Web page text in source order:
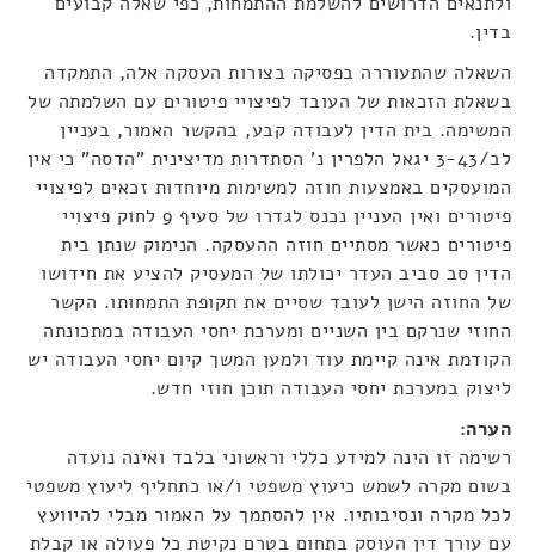
בדין.
השאלה שהתעוררה בפסיקה בצורות העסקה אלה, התמקדה
בשאלת הזכאות של העובד לפיצויי פיטורים עם השלמתה של
המשימה. בית הדין לעבודה קבע, בהקשר האמור, בעניין
לב/3-43 יגאל הלפרין נ' הסתדרות מדיצינית "הדסה" כי אין
המועסקים באמצעות חוזה למשימות מיוחדות זכאים לפיצויי
פיטורים ואין העניין נכנס לגדרו של סעיף 9 לחוק פיצויי
פיטורים כאשר מסתיים חוזה ההעסקה. הנימוק שנתן בית
הדין סב סביב העדר יכולתו של המעסיק להציע את חידושו
של החוזה הישן לעובד שסיים את תקופת התמחותו. הקשר
החוזי שנרקם בין השניים ומערכת יחסי העבודה במתכונתה
הקודמת אינה קיימת עוד ולמען המשך קיום יחסי העבודה יש
ליצוק במערכת יחסי העבודה תוכן חוזי חדש.
הערה:
רשימה זו הינה למידע כללי וראשוני בלבד ואינה נועדה
בשום מקרה לשמש כיעוץ משפטי ו/או כתחליף ליעוץ משפטי
לכל מקרה ונסיבותיו. אין להסתמך על האמור מבלי להיוועץ
עם עורך דין העוסק בתחום בטרם נקיטת כל פעולה או קבלת